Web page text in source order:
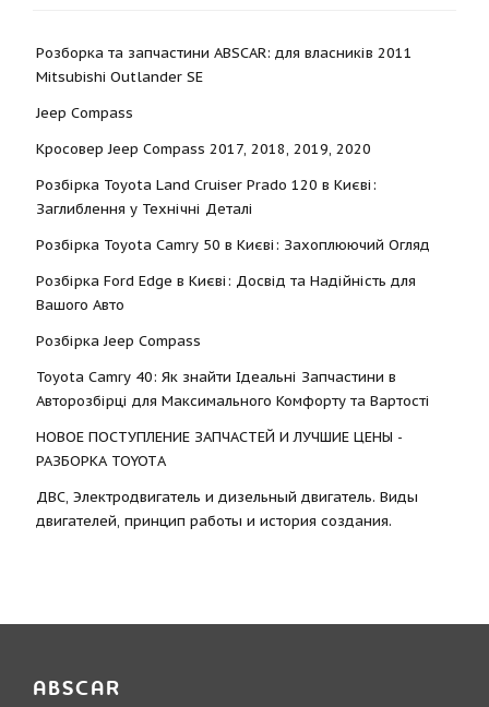
Розборка та запчастини ABSCAR: для власників 2011
Mitsubishi Outlander SE
Jeep Compass
Кросовер Jeep Compass 2017, 2018, 2019, 2020
Розбірка Toyota Land Cruiser Prado 120 в Києві:
Заглиблення у Технічні Деталі
Розбірка Toyota Camry 50 в Києві: Захоплюючий Огляд
Розбірка Ford Edge в Києві: Досвід та Надійність для
Вашого Авто
Розбірка Jeep Compass
Toyota Camry 40: Як знайти Ідеальні Запчастини в
Авторозбірці для Максимального Комфорту та Вартості
НОВОЕ ПОСТУПЛЕНИЕ ЗАПЧАСТЕЙ И ЛУЧШИЕ ЦЕНЫ -
РАЗБОРКА TOYOTА
ДВС, Электродвигатель и дизельный двигатель. Виды
двигателей, принцип работы и история создания.
ABSCAR